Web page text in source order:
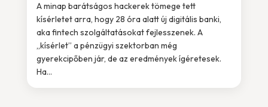
A minap barátságos hackerek tömege tett
kísérletet arra, hogy 28 óra alatt új digitális banki,
aka fintech szolgáltatásokat fejlesszenek. A
„kísérlet” a pénzügyi szektorban még
gyerekcipőben jár, de az eredmények ígéretesek.
Ha...